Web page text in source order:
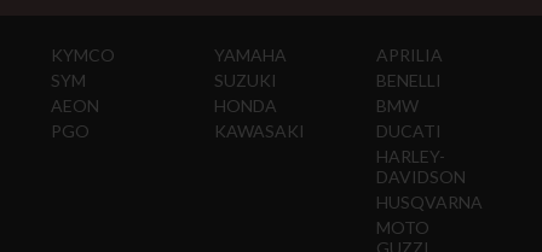
KYMCO
SYM
AEON
PGO
YAMAHA
SUZUKI
HONDA
KAWASAKI
APRILIA
BENELLI
BMW
DUCATI
HARLEY-
DAVIDSON
HUSQVARNA
MOTO